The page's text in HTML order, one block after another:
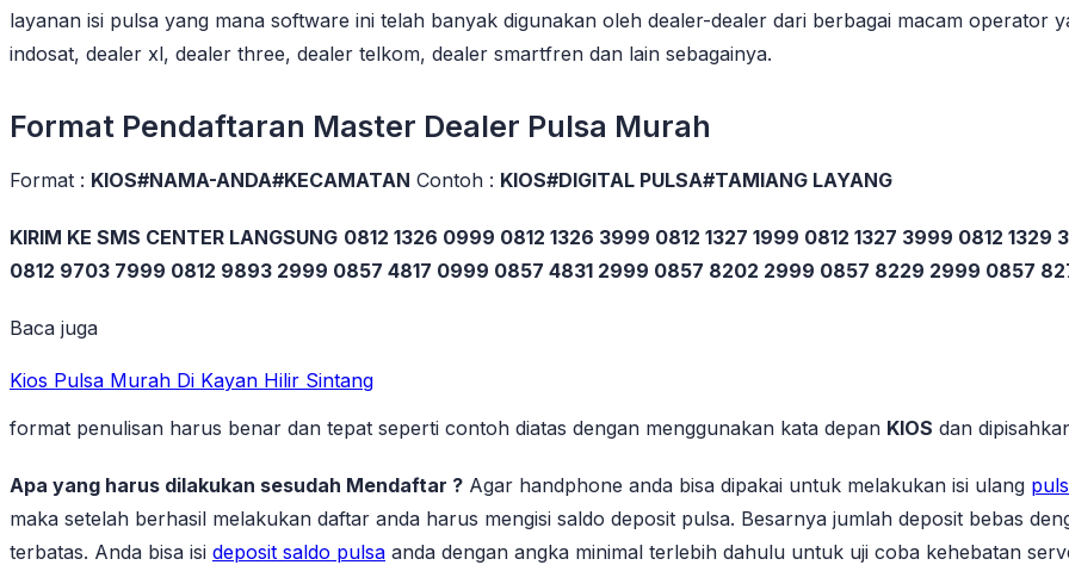
layanan isi pulsa yang mana software ini telah banyak digunakan oleh dealer-dealer dari berbagai macam operator
indosat, dealer xl, dealer three, dealer telkom, dealer smartfren dan lain sebagainya.
Format Pendaftaran Master Dealer Pulsa Murah
Format : KIOS#NAMA-ANDA#KECAMATAN Contoh : KIOS#DIGITAL PULSA#TAMIANG LAYANG
KIRIM KE SMS CENTER LANGSUNG 0812 1326 0999 0812 1326 3999 0812 1327 1999 0812 1327 3999 0812
0812 9703 7999 0812 9893 2999 0857 4817 0999 0857 4831 2999 0857 8202 2999 0857 8229 2999 0857
Baca juga
Kios Pulsa Murah Di Kayan Hilir Sintang
format penulisan harus benar dan tepat seperti contoh diatas dengan menggunakan kata depan KIOS dan
Apa yang harus dilakukan sesudah Mendaftar ? Agar handphone anda bisa dipakai untuk melakukan isi ulang
maka setelah berhasil melakukan daftar anda harus mengisi saldo deposit pulsa. Besarnya jumlah deposit bebas
terbatas. Anda bisa isi deposit saldo pulsa anda dengan angka minimal terlebih dahulu untuk uji coba kehebatan